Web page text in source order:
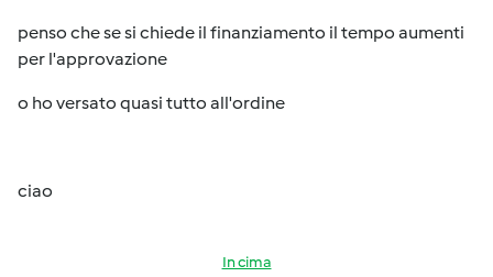
penso che se si chiede il finanziamento il tempo aumenti
per l'approvazione
o ho versato quasi tutto all'ordine
ciao
In cima